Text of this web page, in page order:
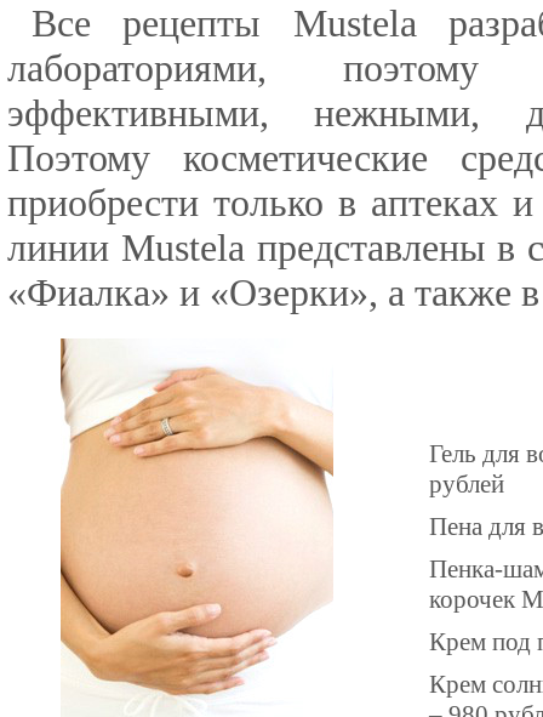
Все рецепты Mustela
лабораториями,
эффективными, нежными,
Поэтому косметические
приобрести только в аптеках
линии Mustela представлены в
«Фиалка» и «Озерки», а также
Гель для
рублей
Пена для
Пенка-
корочек
Крем под
Крем